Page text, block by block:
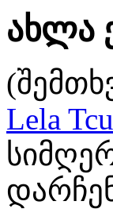
ახლა
Lela